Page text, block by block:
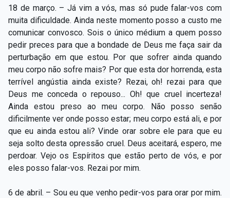
18 de março. – Já vim a vós, mas só pude falar-vos com
muita dificuldade. Ainda neste momento posso a custo me
comunicar convosco. Sois o único médium a quem posso
pedir preces para que a bondade de Deus me faça sair da
perturbação em que estou. Por que sofrer ainda quando
meu corpo não sofre mais? Por que esta dor horrenda, esta
terrível angústia ainda existe? Rezai, oh! rezai para que
Deus me conceda o repouso... Oh! que cruel incerteza!
Ainda estou preso ao meu corpo. Não posso senão
dificilmente ver onde posso estar; meu corpo está ali, e por
que eu ainda estou ali? Vinde orar sobre ele para que eu
seja solto desta opressão cruel. Deus aceitará, espero, me
perdoar. Vejo os Espíritos que estão perto de vós, e por
eles posso falar-vos. Rezai por mim.
6 de abril. – Sou eu que venho pedir-vos para orar por mim.